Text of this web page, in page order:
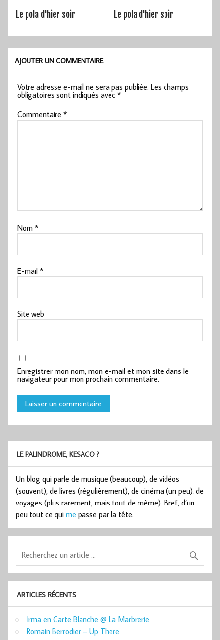
Le pola d'hier soir Le pola d'hier soir
AJOUTER UN COMMENTAIRE
Votre adresse e-mail ne sera pas publiée. Les champs
obligatoires sont indiqués avec*
Commentaire*
Nom*
E-mail*
Site web
Enregistrer mon nom, mon e-mail et mon site dans le
navigateur pour mon prochain commentaire.
LE PALINDROME, KESACO ?
Un blog qui parle de musique (beaucoup), de vidéos
(souvent), de livres (régulièrement), de cinéma (un peu), de
voyages (plus rarement, mais tout de même). Bref, d’un
peu tout ce qui me passe par la tête.
ARTICLES RÉCENTS
Irma en Carte Blanche @ La Marbrerie
Romain Berrodier – Up There